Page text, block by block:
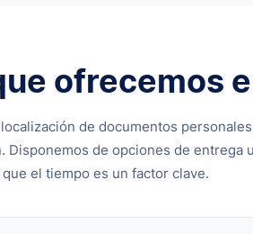
ofrecemos
de documentos
de opciones de entrega
el tiempo es un factor clave.